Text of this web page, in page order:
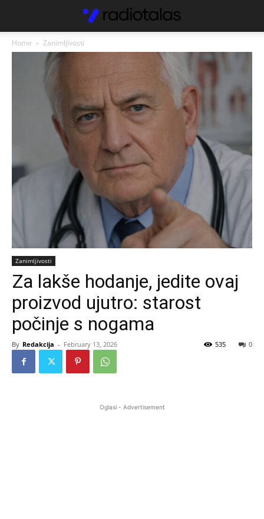
Home Zanimljivosti
Zanimljivosti
Za lakše hodanje, jedite ovaj
proizvod ujutro: starost
počinje s nogama
By Redakcija - February 13, 2026 0
535
Oglasi - Advertisement